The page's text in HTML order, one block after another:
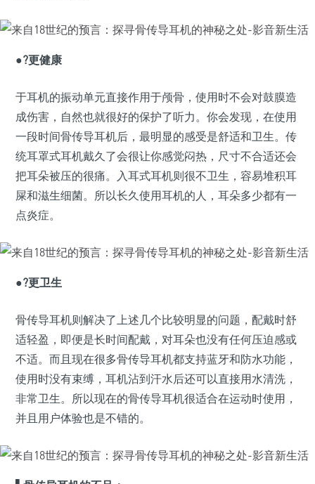
●?更健康
于耳机的振动单元直接作用于颅骨，使用时不会对鼓膜造
成伤害，自然也就很好的保护了听力。你会发现，在使用
一段时间骨传导耳机后，最明显的感受是舒适和卫生。传
统耳罩式耳机戴久了会很让你感觉闷热，尺寸不合适还会
把耳朵被压的很痛。入耳式耳机则很不卫生，容易堆积耳
屎和滋生细菌。所以长久使用耳机的人，耳朵多少都有一
点炎症。
●?更卫生
骨传导耳机则解决了上述几个比较明显的问题，配戴时舒
适轻盈，即便是长时间配戴，对耳朵也没有任何压迫感或
不适。而且现在很多骨传导耳机都支持蓝牙和防水功能，
使用时没有束缚，耳机沾到汗水后还可以直接用水清洗，
非常卫生。所以现在的骨传导耳机很适合在运动时使用，
并且用户体验也是不错的。